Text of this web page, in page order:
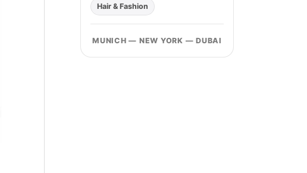
Hair & Fashion
MUNICH — NEW YORK — DUBAI